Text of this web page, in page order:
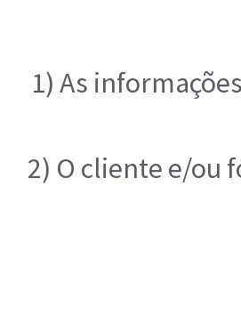
1) As
2) O cliente e/ou